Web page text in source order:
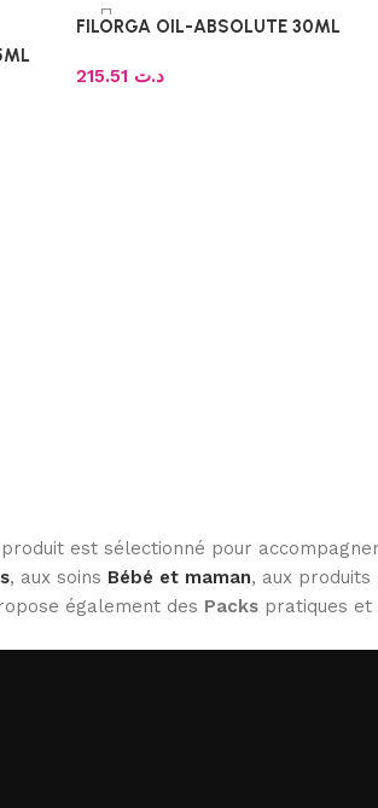
FILORGA OIL-ABSOLUTE 30ML
د.ت
produit est sélectionné pour
, aux soins Bébé et maman, aux produits
également des Packs pratiques et